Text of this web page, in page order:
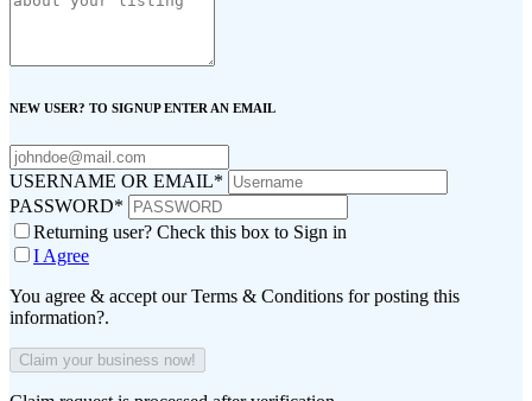
NEW USER? TO SIGNUP ENTER AN EMAIL
USERNAME OR EMAIL*
PASSWORD*
Returning user? Check this box to Sign in
I Agree
You agree & accept our Terms & Conditions for posting this
information?.